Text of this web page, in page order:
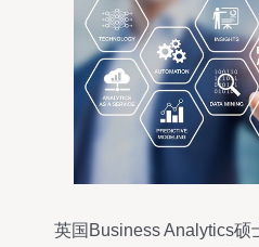
英国Business Analytics硕